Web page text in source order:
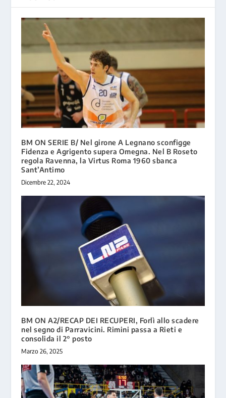
BM ON SERIE B/ Nel girone A Legnano sconfigge
Fidenza e Agrigento supera Omegna. Nel B Roseto
regola Ravenna, la Virtus Roma 1960 sbanca
Sant’Antimo
Dicembre 22, 2024
BM ON A2/RECAP DEI RECUPERI, Forlì allo scadere
nel segno di Parravicini. Rimini passa a Rieti e
consolida il 2° posto
Marzo 26, 2025